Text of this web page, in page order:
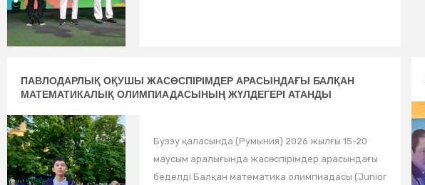
ПАВЛОДАРЛЫҚ ОҚУШЫ ЖАСӨСПІРІМДЕР АРАСЫНДАҒЫ БАЛҚАН
МАТЕМАТИКАЛЫҚ ОЛИМПИАДАСЫНЫҢ ЖҮЛДЕГЕРІ АТАНДЫ
Бузэу қаласында (Румыния) 2026 жылғы 15-20
маусым аралығында жасөспірімдер арасындағы
беделді Балқан математика олимпиадасы (Junior